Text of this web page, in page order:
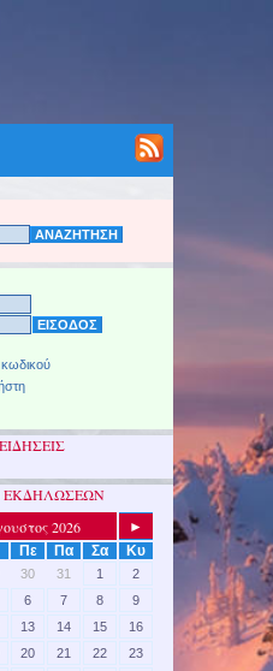
ΕΚΔΗΛΩΣΕΩΝ
2026
►
Πε Πα Σα Κυ
30 31 1
2
6 7 8
9
13 14 15
16
20 21 22
23